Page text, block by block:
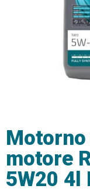
motore
5W20 4l